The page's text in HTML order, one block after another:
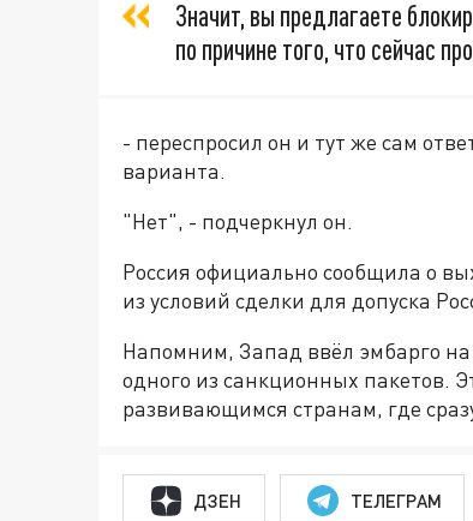
Значит, вы предлагаете
по причине того, что сейчас
- переспросил он и тут же сам
варианта.
"Нет", - подчеркнул он.
Россия официально сообщила о
из условий сделки для допуска
Напомним, Запад ввёл эмбарго на
одного из санкционных пакетов.
развивающимся странам, где
ДЗЕН ТЕЛЕГРАМ